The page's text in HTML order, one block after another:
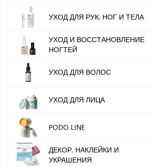
УХОД ДЛЯ РУК, НОГ И ТЕЛА
УХОД И ВОССТАНОВЛЕНИЕ
НОГТЕЙ
УХОД ДЛЯ ВОЛОС
УХОД ДЛЯ ЛИЦА
PODO LINE
ДЕКОР, НАКЛЕЙКИ И
УКРАШЕНИЯ